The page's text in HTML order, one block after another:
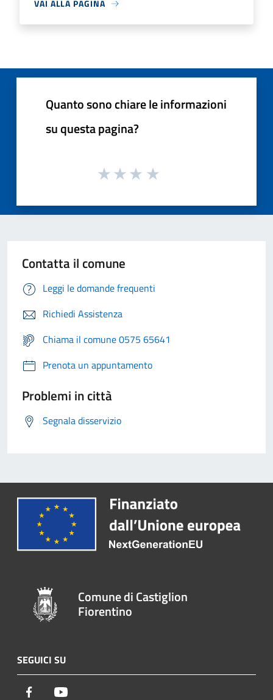
VAI ALLA PAGINA
Quanto sono chiare le informazioni
su questa pagina?
Contatta il comune
Leggi le domande frequenti
Richiedi Assistenza
Chiama il comune 0575 65641
Prenota un appuntamento
Problemi in città
Segnala disservizio
Comune di Castiglion
Fiorentino
SEGUICI SU
Facebook